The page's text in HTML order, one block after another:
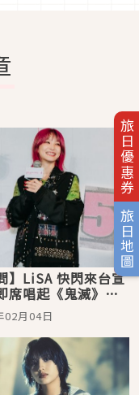
旅日優惠券
旅日地圖
】LiSA 快閃來台宣
席唱起《鬼滅》新
暴雷？加碼曝光新
獨家吃法
02月04日